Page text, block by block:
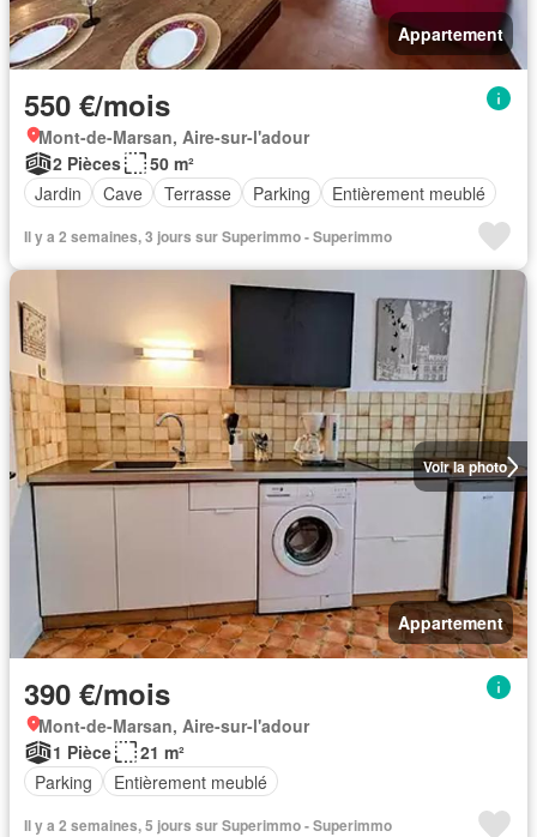
Appartement
550 €/mois
Mont-de-Marsan, Aire-sur-l'adour
2 Pièces
50 m²
Jardin
Cave Terrasse Parking Entièrement meublé
Il y a 2 semaines, 3 jours sur Superimmo - Superimmo
Voir la photo
Appartement
390 €/mois
Mont-de-Marsan, Aire-sur-l'adour
1 Pièce
21 m²
Parking
Entièrement meublé
Il y a 2 semaines, 5 jours sur Superimmo - Superimmo